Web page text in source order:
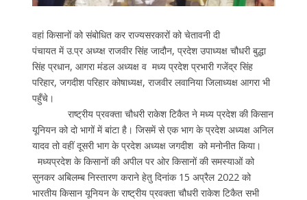
वहां किसानों को संबोधित कर राज्यसरकारों को चेतावनी दी
पंचायत में उ.प्र अध्य्क्ष ‌राजवीर सिंह जादौन, प्रदेश उपाध्यक्ष चौधरी ‌बुद्धा
सिंह प्रधान, आगरा मंडल अध्यक्ष व मध्य प्रदेश प्रभारी ‌गजेंद्र सिंह
परिहार, जगदीश परिहार कोषाध्यक्ष, राजवीर लवानिया जिलाध्यक्ष आगरा भी
पहुँचे।
राष्ट्रीय प्रवक्ता चौधरी राकेश टिकैत ने मध्य प्रदेश की किसान
यूनियन को दो भागों में बांटा है। जिसमें से एक भाग के प्रदेश अध्यक्ष अनिल
यादव तो वहीं दूसरी भाग के प्रदेश अध्यक्ष जगदीश को मनोनीत किया।
मध्यप्रदेश के किसानों की अपील पर ओर किसानों की समस्याओं को
सुनकर अबिलम्ब निस्तारण कराने हेतु दिनांक 15 अप्रैल 2022 को
भारतीय किसान यूनियन के राष्ट्रीय प्रवक्ता चौधरी राकेश टिकैत सभी